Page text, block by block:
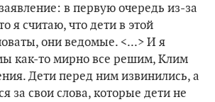
в первую очередь из-за
я считаю, что дети в этой
они ведомые. <...> И я
как-то мирно все решим, Клим
Дети перед ним извинились, а
за свои слова, которые дети не